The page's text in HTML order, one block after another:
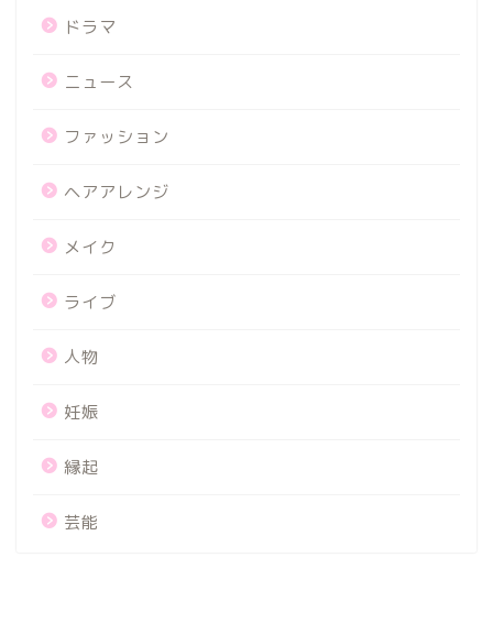
ドラマ
ニュース
ファッション
ヘアアレンジ
メイク
ライブ
人物
妊娠
縁起
芸能